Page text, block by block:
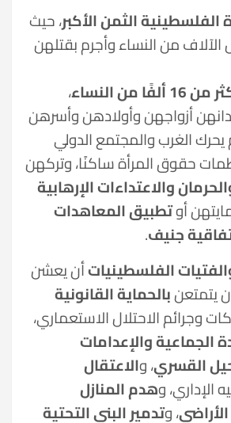
الثمن الأكبر، حيث
الآلاف من النساء وأجرم بقتلهن
من النساء
،
أزواجهن وأولادهن وأسرهن
الغرب والمجتمع الدولي
حقوق المرأة ساكنًا، وتركهن
والاعتداءات الإرهابية
أوتطبيق المعاهدات
جنيف.
الفلسطينياتأن يعشن
يتمتعنبالحماية القانونية
وجرائم الاحتلال الاستعماري،
الجماعية والإعدامات
القسري، والاعتقال
الإداري، وهدم المنازل
، وتدمير البنى التحتية